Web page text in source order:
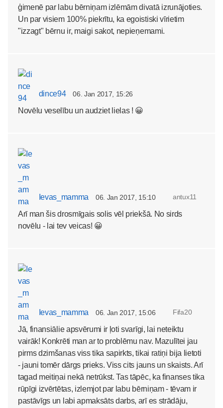
ģimenē par labu bērniņam izlēmām divatā izrunājoties.
Un par visiem 100% piekrītu, ka egoistiski vīrietim
"izzagt" bērnu ir, maigi sakot, nepieņemami.
dince94 06. Jan 2017, 15:26
Novēlu veselību un audziet lielas ! 😀
Ievas_mamma 06. Jan 2017, 15:10 antux11
Arī man šis drosmīgais solis vēl priekšā. No sirds
novēlu - lai tev veicas! 😀
Ievas_mamma 06. Jan 2017, 15:06 Fifa20
Jā, finansiālie apsvērumi ir ļoti svarīgi, lai neteiktu
vairāk! Konkrēti man ar to problēmu nav. Mazulītei jau
pirms dzimšanas viss tika sapirkts, tikai ratiņi bija lietoti
- jauni tomēr dārgs prieks. Viss cits jauns un skaists. Arī
tagad meitiņai nekā netrūkst. Tas tāpēc, ka finanses tika
rūpīgi izvērtētas, izlemjot par labu bērniņam - tēvam ir
pastāvīgs un labi apmaksāts darbs, arī es strādāju,